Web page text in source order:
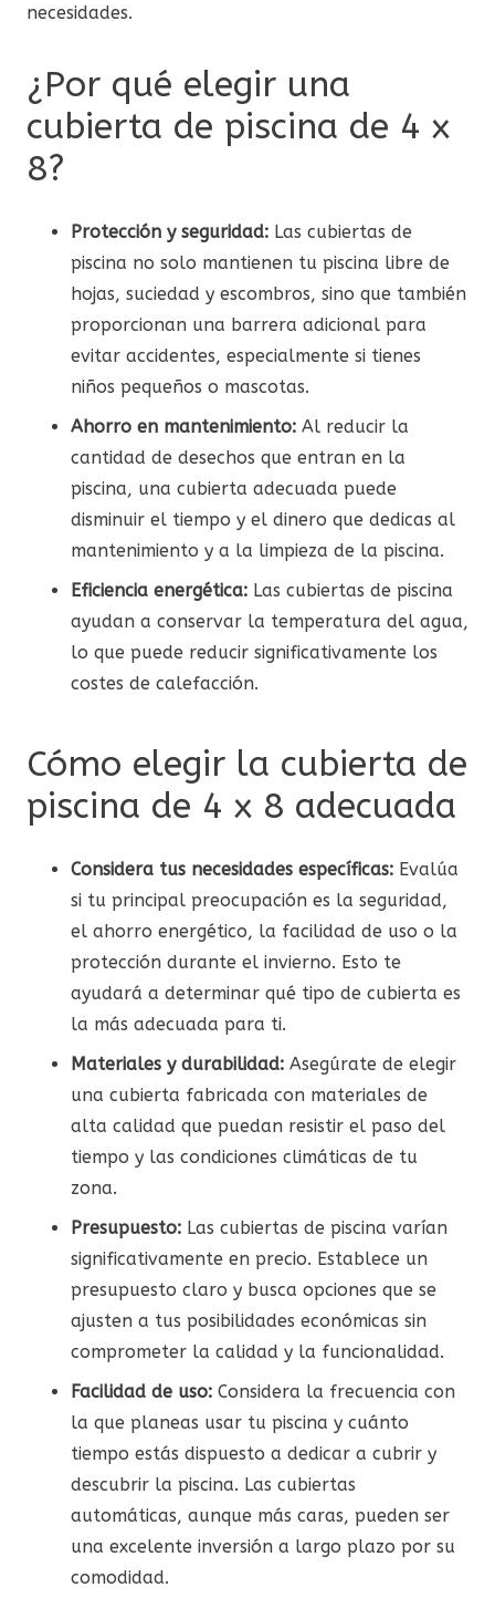
necesidades.
¿Por qué elegir una
cubierta de piscina de 4 x
8?
Protección y seguridad: Las cubiertas de
piscina no solo mantienen tu piscina libre de
hojas, suciedad y escombros, sino que también
proporcionan una barrera adicional para
evitar accidentes, especialmente si tienes
niños pequeños o mascotas.
Ahorro en mantenimiento: Al reducir la
cantidad de desechos que entran en la
piscina, una cubierta adecuada puede
disminuir el tiempo y el dinero que dedicas al
mantenimiento y a la limpieza de la piscina.
Eficiencia energética: Las cubiertas de piscina
ayudan a conservar la temperatura del agua,
lo que puede reducir significativamente los
costes de calefacción.
Cómo elegir la cubierta de
piscina de 4 x 8 adecuada
Considera tus necesidades específicas: Evalúa
si tu principal preocupación es la seguridad,
el ahorro energético, la facilidad de uso o la
protección durante el invierno. Esto te
ayudará a determinar qué tipo de cubierta es
la más adecuada para ti.
Materiales y durabilidad: Asegúrate de elegir
una cubierta fabricada con materiales de
alta calidad que puedan resistir el paso del
tiempo y las condiciones climáticas de tu
zona.
Presupuesto: Las cubiertas de piscina varían
significativamente en precio. Establece un
presupuesto claro y busca opciones que se
ajusten a tus posibilidades económicas sin
comprometer la calidad y la funcionalidad.
Facilidad de uso: Considera la frecuencia con
la que planeas usar tu piscina y cuánto
tiempo estás dispuesto a dedicar a cubrir y
descubrir la piscina. Las cubiertas
automáticas, aunque más caras, pueden ser
una excelente inversión a largo plazo por su
comodidad.